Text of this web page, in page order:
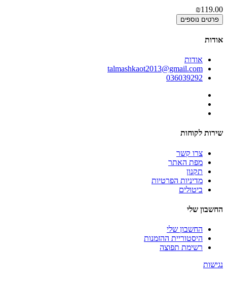
₪119.00
פרטים נוספים
אודות
אודות
talmashkaot2013@gmail.com
036039292
שירות לקוחות
צרו קשר
מפת האתר
תקנון
מדיניות הפרטיות
ביטולים
החשבון שלי
החשבון שלי
היסטוריית ההזמנות
רשימת תפוצה
נגישות